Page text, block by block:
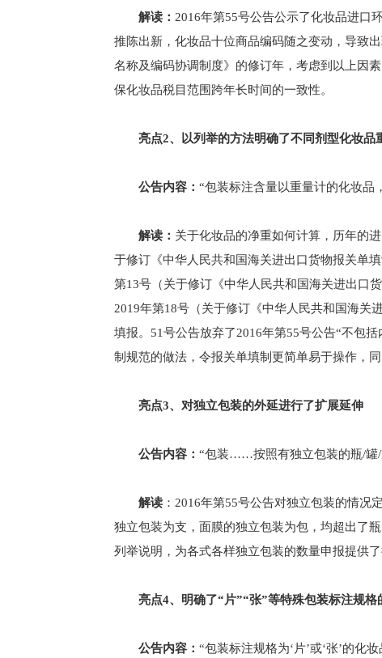
解读： 2016年第55号公告公示了化妆品进口
推陈出新，化妆品十位商品编码随之变动，导致
名称及编码协调制度》的修订年，考虑到以上因
保化妆品税目范围跨年长时间的一致性。
亮点2、以列举的方法明确了不同剂型化妆品
公告内容： “包装标注含量以重量计的化妆品
解读： 关于化妆品的净重如何计算，历年的
于修订《中华人民共和国海关进出口货物报关单
第13号（关于修订《中华人民共和国海关进出口
2019年第18号（关于修订《中华人民共和国海关
填报。51号公告放弃了2016年第55号公告“不包
制规范的做法，令报关单填制更简单易于操作，
亮点3、对独立包装的外延进行了扩展延伸
公告内容： “包装……按照有独立包装的瓶/罐/
解读 ：2016年第55号公告对独立包装的情况
独立包装为支，面膜的独立包装为包，均超出了
列举说明，为各式各样独立包装的数量申报提供了
亮点4、明确了“片”“张”等特殊包装标注规
公告内容： “包装标注规格为‘片’或‘张’的